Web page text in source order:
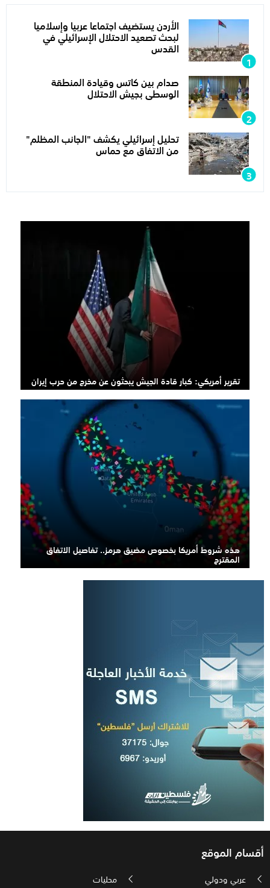
الأردن يستضيف اجتماعا عربيا وإسلاميا
لبحث تصعيد الاحتلال الإسرائيلي في
القدس
صدام بين كاتس وقيادة المنطقة
الوسطى بجيش الاحتلال
تحليل إسرائيلي يكشف "الجانب المظلم"
من الاتفاق مع حماس
تقرير أمريكي: كبار قادة الجيش يبحثون عن مخرج من حرب إيران
هذه شروط أمريكا بخصوص مضيق هرمز.. تفاصيل الاتفاق
المقترح
أقسام الموقع
عربي ودولي
محليات